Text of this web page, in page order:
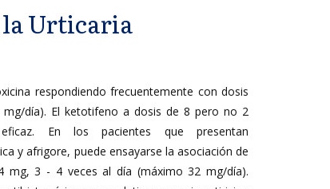
Urticaria
respondiendo frecuentemente con dosis
día). El ketotifeno a dosis de 8 pero no 2
En los pacientes que presentan
y afrigore, puede ensayarse la asociación de
mg, 3 - 4 veces al día (máximo 32 mg/día).